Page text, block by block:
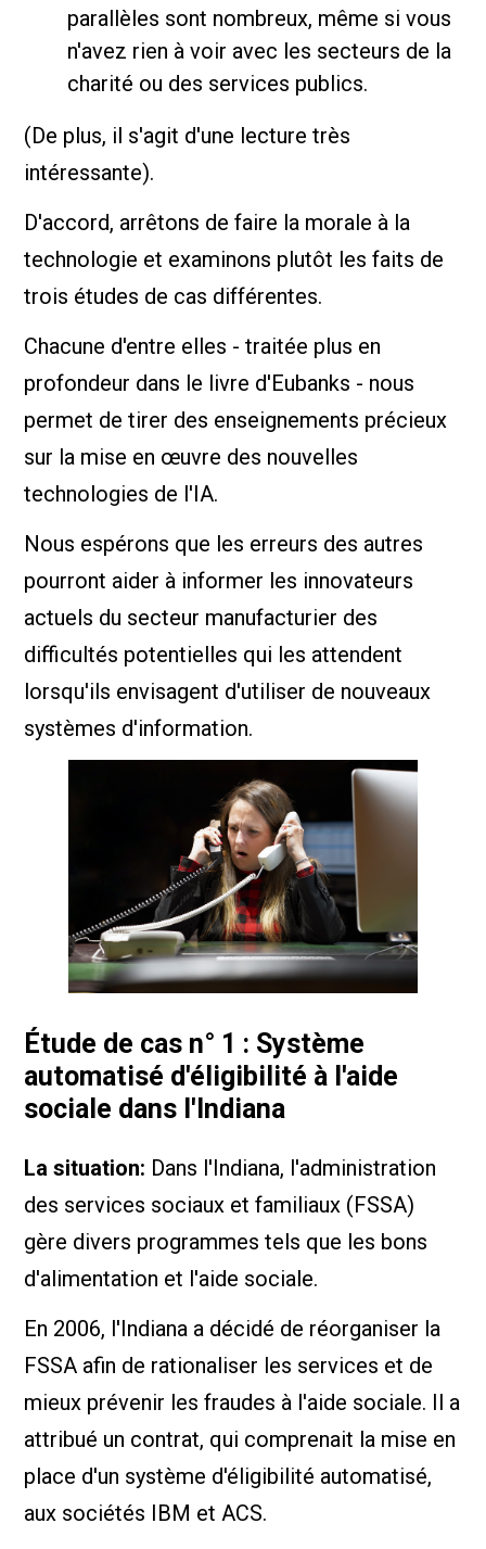
parallèles sont nombreux, même si vous
n'avez rien à voir avec les secteurs de la
charité ou des services publics.
(De plus, il s'agit d'une lecture très
intéressante).
D'accord, arrêtons de faire la morale à la
technologie et examinons plutôt les faits de
trois études de cas différentes.
Chacune d'entre elles - traitée plus en
profondeur dans le livre d'Eubanks - nous
permet de tirer des enseignements précieux
sur la mise en œuvre des nouvelles
technologies de l'IA.
Nous espérons que les erreurs des autres
pourront aider à informer les innovateurs
actuels du secteur manufacturier des
difficultés potentielles qui les attendent
lorsqu'ils envisagent d'utiliser de nouveaux
systèmes d'information.
Étude de cas n° 1 : Système
automatisé d'éligibilité à l'aide
sociale dans l'Indiana
La situation: Dans l'Indiana, l'administration
des services sociaux et familiaux (FSSA)
gère divers programmes tels que les bons
d'alimentation et l'aide sociale.
En 2006, l'Indiana a décidé de réorganiser la
FSSA afin de rationaliser les services et de
mieux prévenir les fraudes à l'aide sociale. Il a
attribué un contrat, qui comprenait la mise en
place d'un système d'éligibilité automatisé,
aux sociétés IBM et ACS.